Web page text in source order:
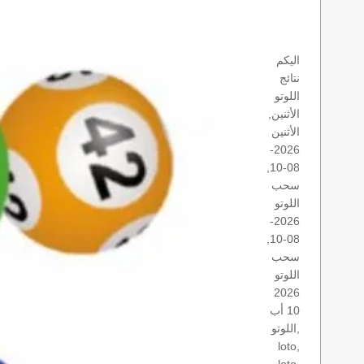
اليكم
نتائج
اللوتو
الأثنين,
الأثنين
2026-
سحب
اللوتو
2026-
سحب
اللوتو
2026
10 أب
اللوتو,
loto,